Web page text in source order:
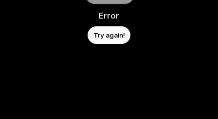
Error
Try again!